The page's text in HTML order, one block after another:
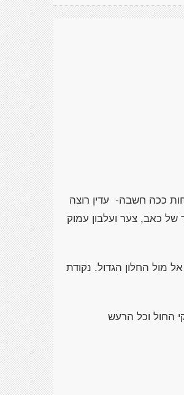
ככה חשבה- עדין רוצה
של כאב, צער ועלבון עמוק
מול החלון הגדול. נקודת
החול וכל הרעש